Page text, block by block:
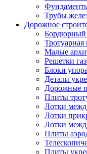
Трубы
Дорожное
Бордюрный
Малые
Решетки
Блоки
Детали
Дорожные
Плиты
Лотки
Лотки
Лотки
Плиты
Плиты